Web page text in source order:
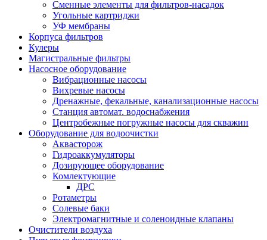
Сменные элементы для фильтров-насадок
Угольные картриджи
УФ мембраны
Корпуса фильтров
Кулеры
Магистральные фильтры
Насосное оборудование
Вибрационные насосы
Вихревые насосы
Дренажные, фекальные, канализационные насосы
Станция автомат. водоснабжения
Центробежные погружные насосы для скважин
Оборудование для водоочистки
Аквасторож
Гидроаккумуляторы
Дозирующее оборудование
Комлектующие
ДРС
Ротаметры
Солевые баки
Электромагнитные и соленоидные клапаны
Очистители воздуха